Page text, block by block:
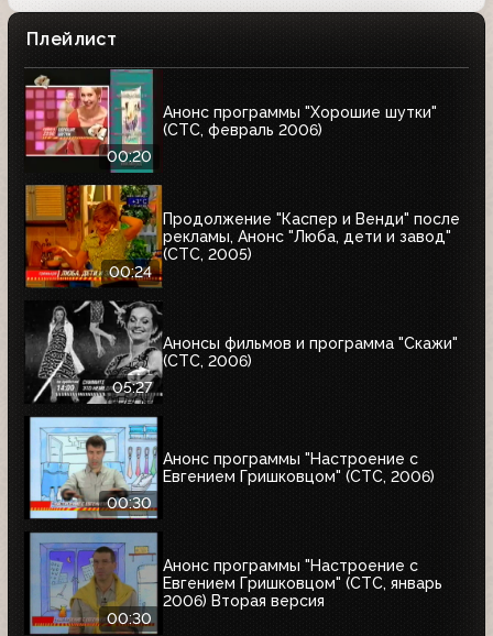
Плейлист
00:20
Анонс программы "Хорошие шутки"
(СТС, февраль 2006)
00:24
Продолжение "Каспер и Венди" после
рекламы, Анонс "Люба, дети и завод"
(СТС, 2005)
05:27
Анонсы фильмов и программа "Скажи"
(СТС, 2006)
00:30
Анонс программы "Настроение с
Евгением Гришковцом" (СТС, 2006)
00:30
Анонс программы "Настроение с
Евгением Гришковцом" (СТС, январь
2006) Вторая версия